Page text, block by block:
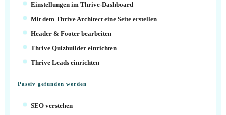
Einstellungen im Thrive-Dashboard
Mit dem Thrive Architect eine Seite erstellen
Header & Footer bearbeiten
Thrive Quizbuilder einrichten
Thrive Leads einrichten
Passiv gefunden werden
SEO verstehen